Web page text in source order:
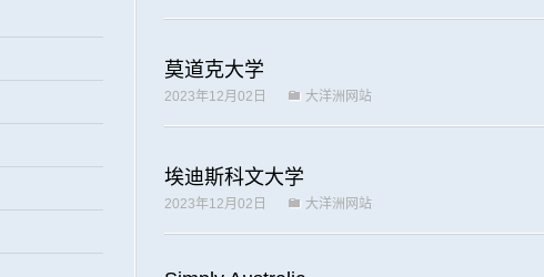
莫道克大学
2023年12月02日 大洋洲网站
埃迪斯科文大学
2023年12月02日 大洋洲网站